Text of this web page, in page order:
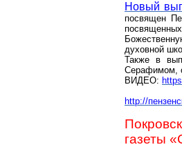
Новый
посвящен
духовной
Также в
Серафимом,
ВИДЕО:
http://
газеты